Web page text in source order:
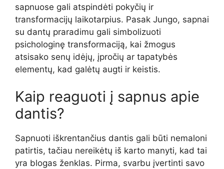
sapnuose gali atspindėti pokyčių ir
transformacijų laikotarpius. Pasak Jungo, sapnai
su dantų praradimu gali simbolizuoti
psichologinę transformaciją, kai žmogus
atsisako senų idėjų, įpročių ar tapatybės
elementų, kad galėtų augti ir keistis.
Kaip reaguoti į sapnus apie
dantis?
Sapnuoti iškrentančius dantis gali būti nemaloni
patirtis, tačiau nereikėtų iš karto manyti, kad tai
yra blogas ženklas. Pirma, svarbu įvertinti savo